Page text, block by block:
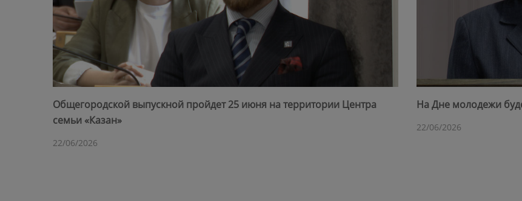
Общегородской выпускной пройдет 25 июня на территории Центра
семьи «Казан»
22/06/2026
На Дне молодежи
22/06/2026